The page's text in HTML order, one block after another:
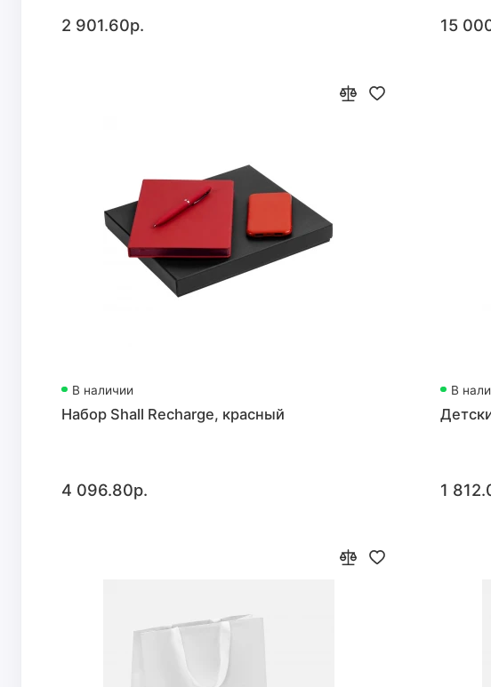
2 901.60р. 15
В наличии
Набор Shall Recharge, красный
4 096.80р.
В
1